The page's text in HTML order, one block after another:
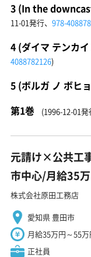
3 (In the
11-01発行、 978-
4 (ダイマ テンカ
4088782126)
5 (ボルガ ノ ボヒ
第1巻 (1996-12-01発
元請け×公共工
市中心/月給35
株式会社原田工務店
愛知県 豊田市
月給35万円～55万
正社員